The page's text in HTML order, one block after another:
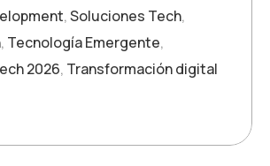
,Soluciones Tech,
, Tecnología Emergente,
2026, Transformación digital